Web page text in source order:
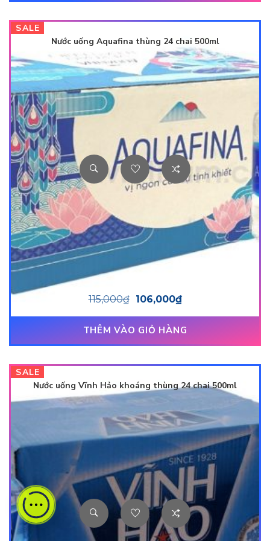
SALE
Nước uống Aquafina thùng 24 chai 500ml
115,000₫ 106,000₫
THÊM VÀO GIỎ HÀNG
SALE
Nước uống Vĩnh Hảo khoáng thùng 24 chai 500ml